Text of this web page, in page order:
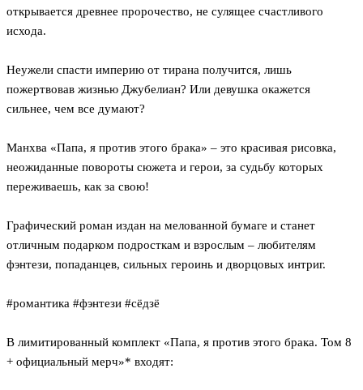
открывается древнее пророчество, не сулящее счастливого
исхода.
Неужели спасти империю от тирана получится, лишь
пожертвовав жизнью Джубелиан? Или девушка окажется
сильнее, чем все думают?
Манхва «Папа, я против этого брака» – это красивая рисовка,
неожиданные повороты сюжета и герои, за судьбу которых
переживаешь, как за свою!
Графический роман издан на мелованной бумаге и станет
отличным подарком подросткам и взрослым – любителям
фэнтези, попаданцев, сильных героинь и дворцовых интриг.
#романтика #фэнтези #сёдзё
В лимитированный комплект «Папа, я против этого брака. Том 8
+ официальный мерч»* входят: